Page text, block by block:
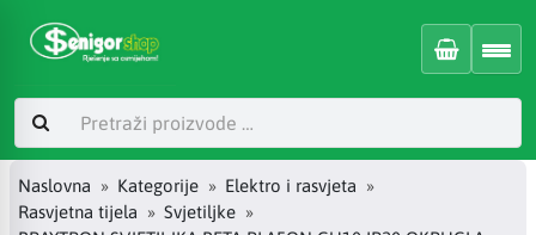
Naslovna Kategorije
Elektro i rasvjeta
Rasvjetna tijela
Svjetiljke